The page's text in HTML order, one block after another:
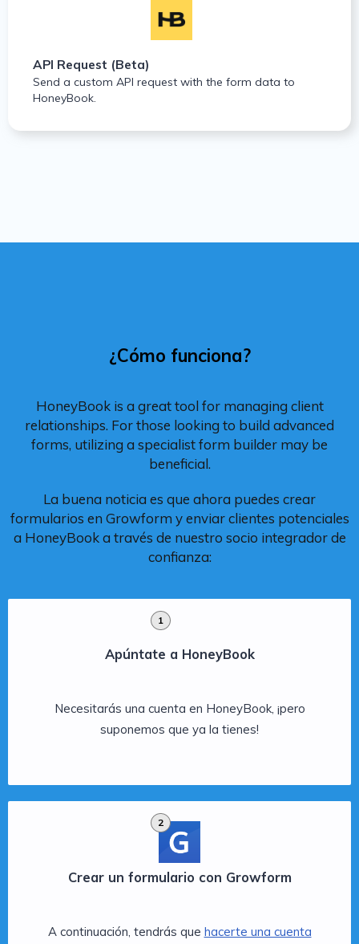
API Request (Beta)
Send a custom API request with the form data to
HoneyBook.
¿Cómo funciona?
HoneyBook is a great tool for managing client
relationships. For those looking to build advanced
forms, utilizing a specialist form builder may be
beneficial.
La buena noticia es que ahora puedes crear
formularios en Growform y enviar clientes potenciales
a HoneyBook a través de nuestro socio integrador de
confianza:
1
Apúntate a HoneyBook
Necesitarás una cuenta en HoneyBook, ¡pero
suponemos que ya la tienes!
2
Crear un formulario con Growform
A continuación, tendrás que hacerte una cuenta